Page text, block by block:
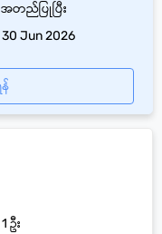
အတည်ပြုပြီး
30 Jun 2026
1 ဦး